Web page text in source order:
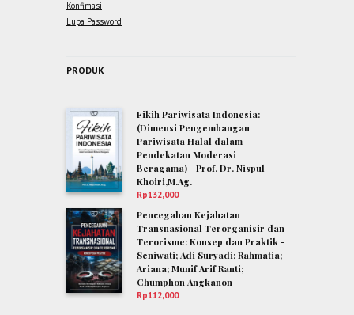
Konfimasi
Lupa Password
PRODUK
Fikih Pariwisata Indonesia:
(Dimensi Pengembangan
Pariwisata Halal dalam
Pendekatan Moderasi
Beragama) - Prof. Dr. Nispul
Khoiri,M.Ag.
Rp132,000
Pencegahan Kejahatan
Transnasional Terorganisir dan
Terorisme: Konsep dan Praktik -
Seniwati; Adi Suryadi; Rahmatia;
Ariana; Munif Arif Ranti;
Chumphon Angkanon
Rp112,000